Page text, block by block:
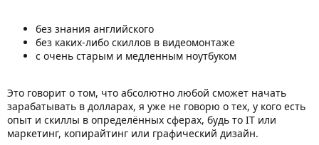
без знания английского
без каких-либо скиллов в видеомонтаже
с очень старым и медленным ноутбуком
Это говорит о том, что абсолютно любой сможет начать
зарабатывать в долларах, я уже не говорю о тех, у кого есть
опыт и скиллы в определённых сферах, будь то IT или
маркетинг, копирайтинг или графический дизайн.